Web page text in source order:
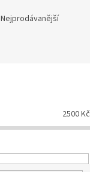
Nejprodávanější
2500Kč